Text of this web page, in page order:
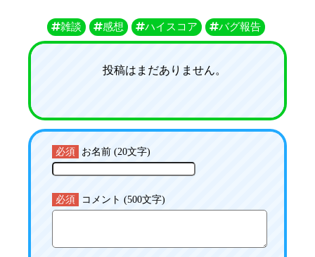
雑談 感想 ハイスコア バグ報告
投稿はまだありません。
必須 お名前 (20文字)
必須 コメント (500文字)